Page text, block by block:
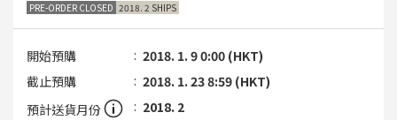
PRE-ORDER CLOSED 2018. 2 SHIPS
開始預購
2018. 1. 9 0:00 (HKT)
截止預購
2018. 1. 23 8:59 (HKT)
預計送貨月份
2018. 2